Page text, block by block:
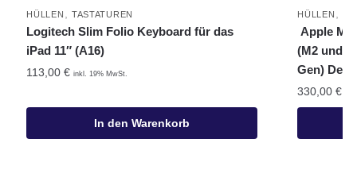
HÜLLEN TASTATUREN
Logitech Slim Folio Keyboard für das
iPad 11″ (A16)
113,00€ inkl. 19% MwSt.
In den Warenkorb
HÜLLEN
Apple
(M2 und
Gen)
330,00€